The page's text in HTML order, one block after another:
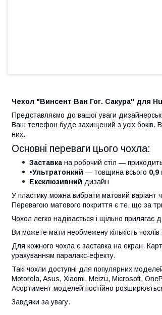
Чехол "Винсент Ван Гог. Сакура" для
Представляємо до вашої уваги
Ваш телефон буде захищений з усіх боків.
них.
Основні переваги цього чохла:
Заставка на робочий стіл —
•Ультратонкий — товщина всього 0,9
Ексклюзивний дизайн
У пластику можна вибрати матовий варіант
Перевагою матового покриття є те, що за
Чохол легко надівається і щільно прилягає
Ви можете мати необмежену кількість
Для кожного чохла є заставка на екран.
урахуванням паралакс-ефекту.
Такі чохли доступні для популярних
Motorola, Asus, Xiaomi, Meizu, Microsoft,
Асортимент моделей постійно
Завдяки за увагу.